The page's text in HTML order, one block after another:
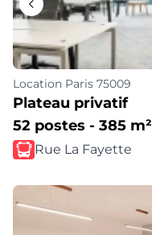
Location Paris 75009
Plateau privatif
52 postes - 385 m²
Rue La Fayette